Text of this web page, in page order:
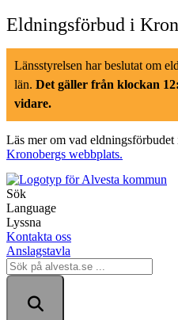
Hoppa
till
innehåll
Eldningsförbud i
Länsstyrelsen har beslutat om
län. Det gäller från klockan
vidare.
Läs mer om vad eldningsförbudet
Kronobergs webbplats.
Sök
Language
Lyssna
Kontakta oss
Anslagstavla
Sök
på
alvesta.se